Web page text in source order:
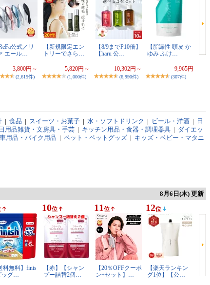
公式／リ
エール…
3,800円～
(2,615件)
【新規限定エン
トリーでさら…
5,820円～
(1,000件)
【8/9までP10倍】
【haru 公…
10,302円～
(6,990件)
【脂漏性 頭皮 か
ゆみ ふけ…
9,965円
(307件)
| 食品 | スイーツ・お菓子 | 水・ソフトドリンク | ビール・洋酒 | 日
日用品雑貨・文房具・手芸 | キッチン用品・食器・調理器具 | ダイエッ
車用品・バイク用品 | ペット・ペットグッズ | キッズ・ベビー・マタニ
8月6日(木) 更新
料無料】finis
ッグ…
10位
【赤】【シャン
プー詰替2個…
11 位
【20％OFFクーポ
ン+セット】…
12位
【楽天ランキン
グ1位】【公…